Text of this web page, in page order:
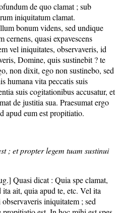
de quo clamat ; sub
iniquitatum clamat.
bonum videns, sed undique
cernens, quasi expavescens
vel iniquitates, observaveris, id
Domine, quis sustinebit ? te
non dixit, ego non sustinebo, sed
humana vita peccatis suis
suis cogitationibus accusatur, et
de justitia sua. Praesumat ergo
apud eum est propitiatio.
; et propter legem tuam sustinui
Quasi dicat : Quia spe clamat,
ait, quia apud te, etc. Vel ita
iniquitatem ; sed